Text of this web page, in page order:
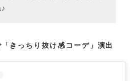
きっちり抜け感コーデ」演出